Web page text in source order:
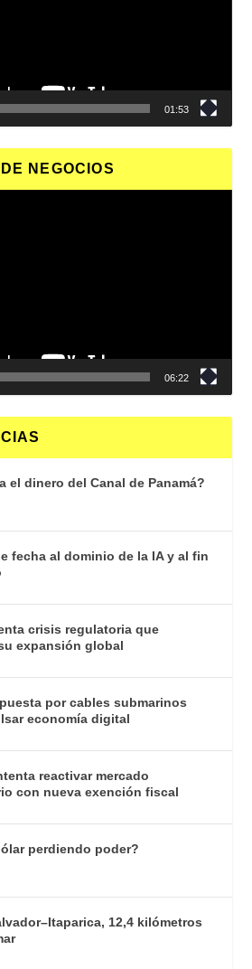
01:53
NEGOCIOS
06:22
el dinero del Canal de Panamá?
fecha al dominio de la IA y al fin
crisis regulatoria que
expansión global
por cables submarinos
economía digital
reactivar mercado
con nueva exención fiscal
perdiendo poder?
12,4 kilómetros